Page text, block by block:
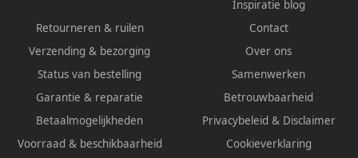
Retourneren & ruilen
Verzending & bezorging
Status van bestelling
Garantie & reparatie
Betaalmogelijkheden
Voorraad & beschikbaarheid
Inspiratie blog
Contact
Over ons
Samenwerken
Betrouwbaarheid
Privacybeleid & Disclaimer
Cookieverklaring